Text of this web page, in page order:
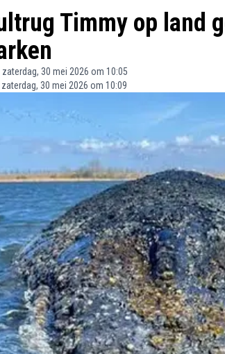
Timmy op land
zaterdag, 30 mei 2026 om 10:05
zaterdag, 30 mei 2026 om 10:09